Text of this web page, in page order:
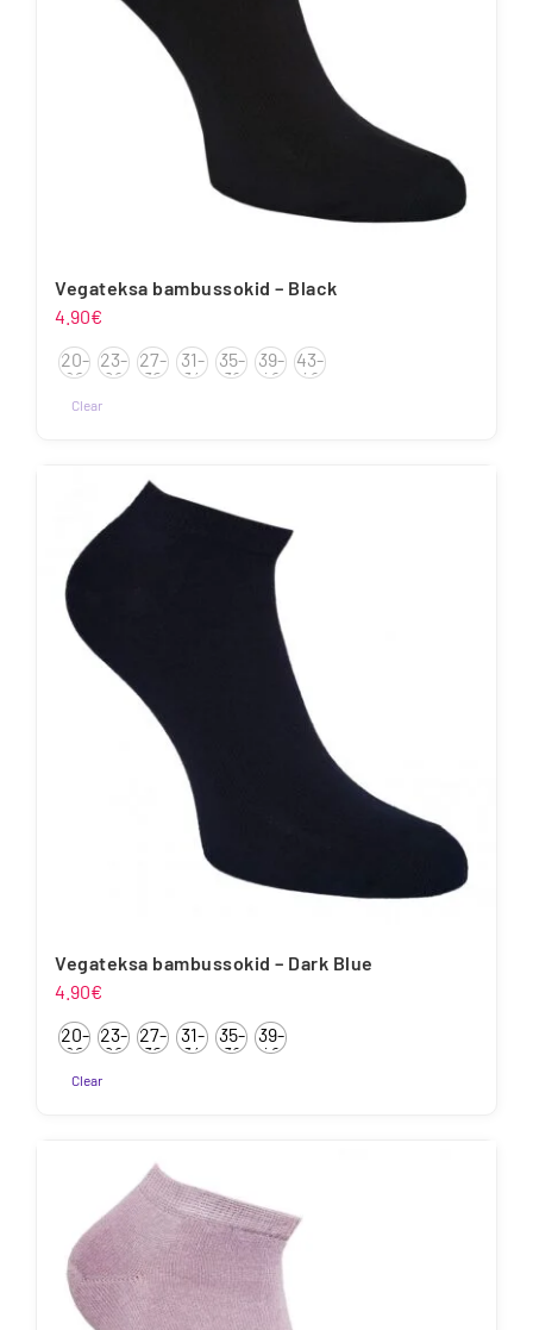
Vegateksa bambussokid – Black
4.90€
20-
22
23-
26
27-
30
31-
34
35-
38
39-
42
43-
46
Clear
varianti.
Valikuid
saab
teha
tootelehel.
Vegateksa bambussokid – Dark Blue
4.90€
20-
22
23-
26
27-
30
31-
34
35-
38
39-
42
Clear
varianti.
Valikuid
saab
teha